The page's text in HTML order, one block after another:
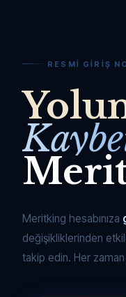
RESMI GIRIŞ
Meritking hesabınıza
değişikliklerinden
takip edin. Her zaman